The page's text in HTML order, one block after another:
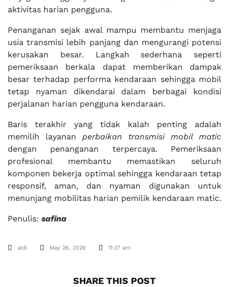
aktivitas harian pengguna.
Penanganan sejak awal mampu membantu menjaga
usia transmisi lebih panjang dan mengurangi potensi
kerusakan besar. Langkah sederhana seperti
pemeriksaan berkala dapat memberikan dampak
besar terhadap performa kendaraan sehingga mobil
tetap nyaman dikendarai dalam berbagai kondisi
perjalanan harian pengguna kendaraan.
Baris terakhir yang tidak kalah penting adalah
memilih layanan perbaikan transmisi mobil matic
dengan penanganan terpercaya. Pemeriksaan
profesional membantu memastikan seluruh
komponen bekerja optimal sehingga kendaraan tetap
responsif, aman, dan nyaman digunakan untuk
menunjang mobilitas harian pemilik kendaraan matic.
Penulis: safina
aldi May 26, 2026 11:27 am
SHARE THIS POST​